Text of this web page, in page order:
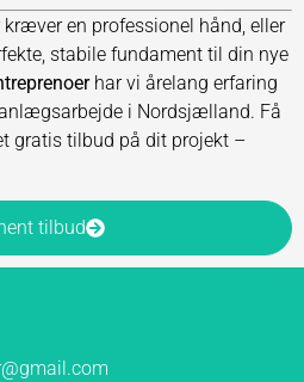
en professionel hånd, eller
stabile fundament til din nye
har vi årelang erfaring
i Nordsjælland. Få
gratis tilbud på dit projekt –
tilbud